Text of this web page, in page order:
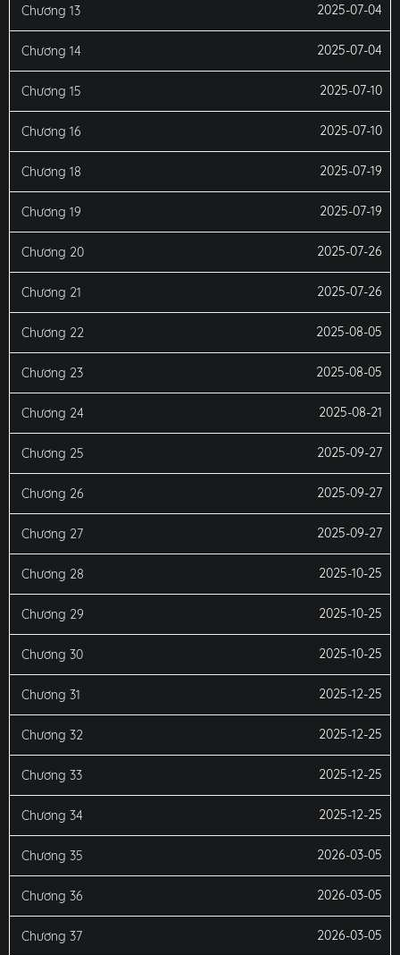
Chương 13 2025-07-04
Chương 14 2025-07-04
Chương 15 2025-07-10
Chương 16 2025-07-10
Chương 18 2025-07-19
Chương 19 2025-07-19
Chương 20 2025-07-26
Chương 21 2025-07-26
Chương 22 2025-08-05
Chương 23 2025-08-05
Chương 24 2025-08-21
Chương 25 2025-09-27
Chương 26 2025-09-27
Chương 27 2025-09-27
Chương 28 2025-10-25
Chương 29 2025-10-25
Chương 30 2025-10-25
Chương 31 2025-12-25
Chương 32 2025-12-25
Chương 33 2025-12-25
Chương 34 2025-12-25
Chương 35 2026-03-05
Chương 36 2026-03-05
Chương 37 2026-03-05